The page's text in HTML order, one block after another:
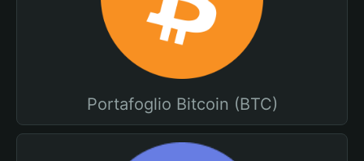
Portafoglio Bitcoin (BTC)